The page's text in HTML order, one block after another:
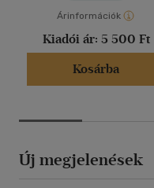
Árinformációk
Kiadói ár: 5 500 Ft
Kosárba
Új megjelenések